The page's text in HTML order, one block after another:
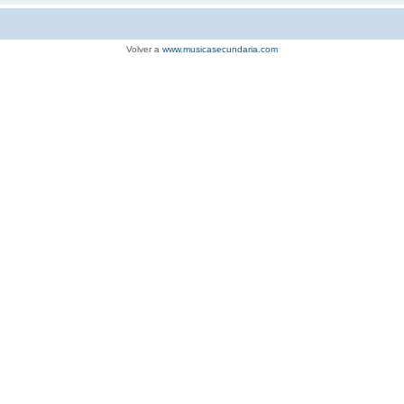
Volver a www.musicasecundaria.com